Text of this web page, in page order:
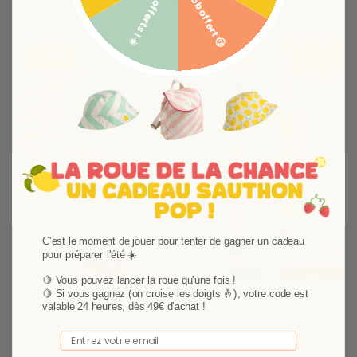
Ajouter aux favoris
Supprimer des
Armoire 2 portes Teddy
frêne cendré et blanc. Bouton laqué taupe naturel
Lit bébé
Bob offert 🤠
5€ offerts ! ☀️
C'est le moment de jouer pour tenter de gagner un cadeau
pour préparer l'été ☀️
🍋 Vous pouvez lancer la roue qu'une fois !
🍋 Si vous gagnez (on croise les doigts 🤞), votre code est
valable 24 heures, dès 49€ d'achat !
Email